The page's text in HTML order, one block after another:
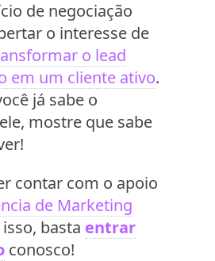
de negociação
o interesse de
o lead
em um cliente ativo.
já sabe o
mostre que sabe
contar com o apoio
de Marketing
basta entrar
conosco!